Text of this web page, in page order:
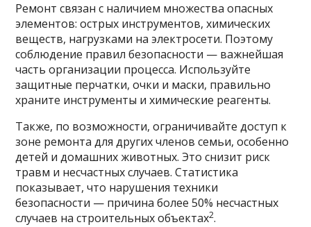
Ремонт связан с наличием множества опасных
элементов: острых инструментов, химических
веществ, нагрузками на электросети. Поэтому
соблюдение правил безопасности — важнейшая
часть организации процесса. Используйте
защитные перчатки, очки и маски, правильно
храните инструменты и химические реагенты.
Также, по возможности, ограничивайте доступ к
зоне ремонта для других членов семьи, особенно
детей и домашних животных. Это снизит риск
травм и несчастных случаев. Статистика
показывает, что нарушения техники
безопасности — причина более 50% несчастных
случаев на строительных объектах2.